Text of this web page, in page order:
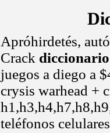
Apróhirdetés,
Crack
juegos a diego a
crysis warhead +
teléfonos